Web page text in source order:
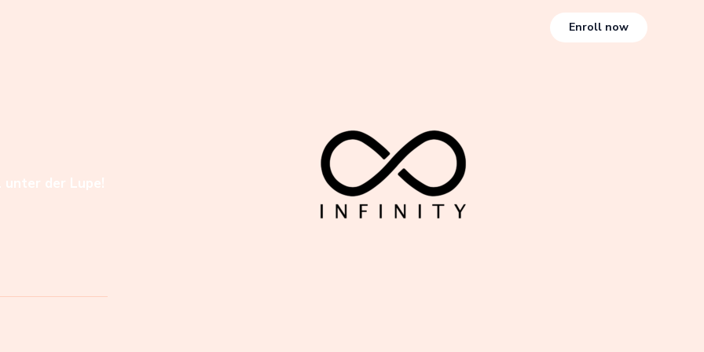
Enroll now
unter der Lupe!